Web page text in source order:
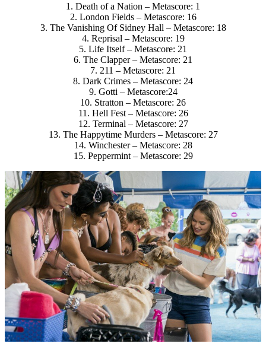
1. Death of a Nation – Metascore: 1
2. London Fields– Metascore: 16
3. The Vanishing Of Sidney Hall – Metascore: 18
4. Reprisal – Metascore: 19
5. Life Itself– Metascore: 21
6. The Clapper– Metascore: 21
7. 211 – Metascore: 21
8. Dark Crimes – Metascore: 24
9. Gotti – Metascore:24
10. Stratton – Metascore: 26
11. Hell Fest– Metascore: 26
12. Terminal – Metascore: 27
13. The Happytime Murders– Metascore: 27
14. Winchester– Metascore: 28
15. Peppermint– Metascore: 29